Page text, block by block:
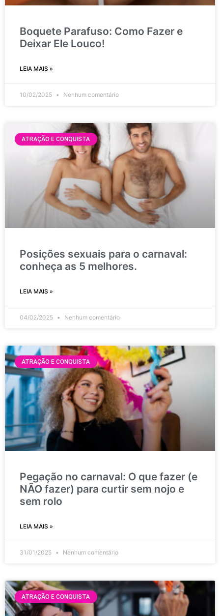
Boquete Parafuso: Como Fazer e
Deixar Ele Louco!
LEIA MAIS »
10/02/2025 Nenhum comentário
ATRAÇÃO E CONQUISTA
Posições sexuais para o carnaval:
conheça as 5 melhores.
LEIA MAIS »
04/02/2025 Nenhum comentário
ATRAÇÃO E CONQUISTA
Pegação no carnaval: O que fazer (e
NÃO fazer) para curtir sem nojo e
sem rolo
LEIA MAIS »
31/01/2025 Nenhum comentário
ATRAÇÃO E CONQUISTA